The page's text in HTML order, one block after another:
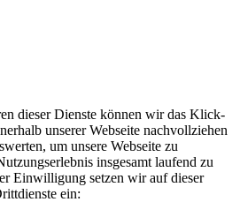
dieser Dienste können wir das Klick-
unserer Webseite nachvollziehen
um unsere Webseite zu
insgesamt laufend zu
Einwilligung setzen wir auf dieser
ein: